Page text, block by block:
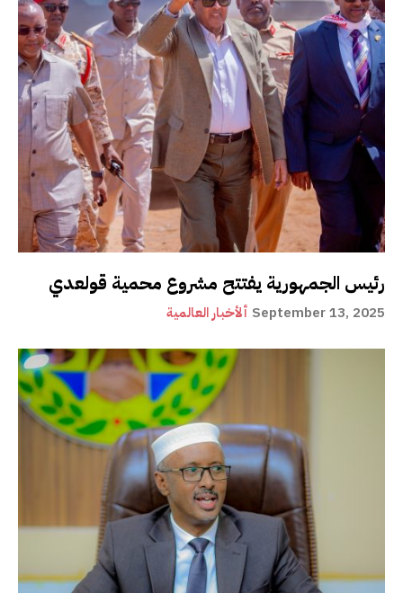
رئيس الجمهورية يفتتح مشروع محمية قولعدي
ألأخبار العالمية September 13, 2025